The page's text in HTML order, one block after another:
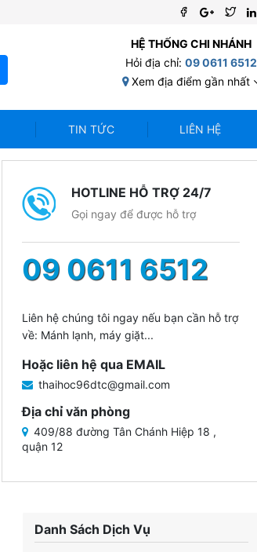
HỆ THỐNG CHI NHÁNH
Hỏi địa chỉ: 09 0611 6512
Xem địa điểm gần nhất
TIN TỨC LIÊN HỆ
HOTLINE HỖ TRỢ 24/7
Gọi ngay để được hỗ trợ
09 0611 6512
Liên hệ chúng tôi ngay nếu bạn cần hỗ trợ
về: Mánh lạnh, máy giặt...
Hoặc liên hệ qua EMAIL
thaihoc96dtc@gmail.com
Địa chỉ văn phòng
409/88 đường Tân Chánh Hiệp 18 ,
quận 12
Danh Sách Dịch Vụ